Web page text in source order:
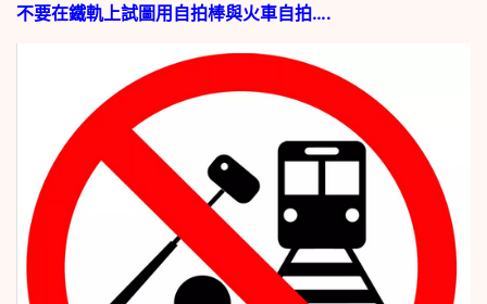
不要在鐵軌上試圖用自拍棒與火車自拍….